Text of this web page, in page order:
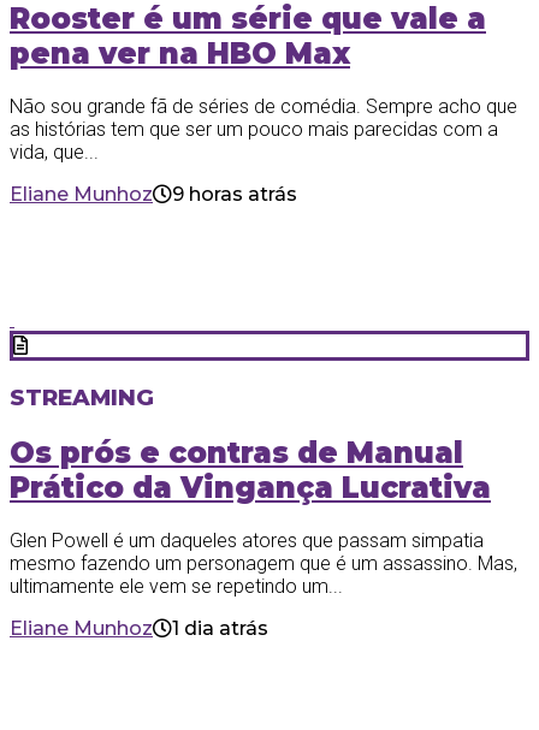
Rooster é um série que vale a
pena ver na HBO Max
Não sou grande fã de séries de comédia. Sempre acho que
as histórias tem que ser um pouco mais parecidas com a
vida, que...
Eliane Munhoz
9 horas atrás
STREAMING
Os prós e contras de Manual
Prático da Vingança Lucrativa
Glen Powell é um daqueles atores que passam simpatia
mesmo fazendo um personagem que é um assassino. Mas,
ultimamente ele vem se repetindo um...
Eliane Munhoz
1 dia atrás